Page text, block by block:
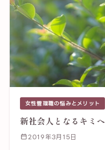
女性管理職の悩みとメリット
新社会人となるキミへ
2019年3月15日